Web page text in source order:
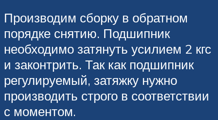
Производим сборку в обратном
порядке снятию. Подшипник
необходимо затянуть усилием 2 кгс
и законтрить. Так как подшипник
регулируемый, затяжку нужно
производить строго в соответствии
с моментом.